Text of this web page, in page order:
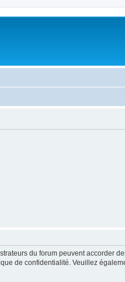
du forum peuvent accorder
de confidentialité. Veuillez